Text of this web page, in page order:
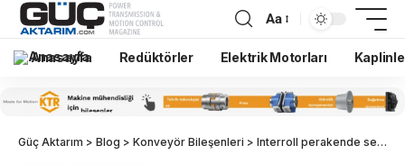
Aa
Anasayfa Redüktörler Elektrik Motorları
Güç Aktarım > Blog > Konveyör Bileşenleri > Interroll perakende sektörü için kapsamlı çözümler geliştiriyor